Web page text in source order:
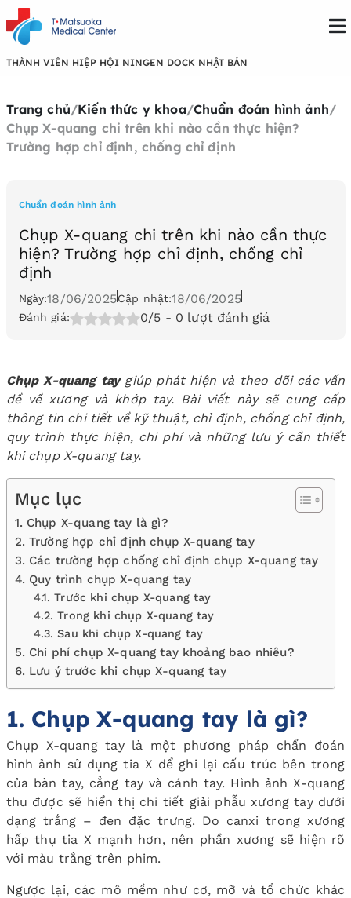
THÀNH VIÊN HIỆP HỘI NINGEN DOCK NHẬT BẢN
Trang chủ/Kiến thức y khoa/Chuẩn đoán hình ảnh/
Chụp X-quang chi trên khi nào cần thực hiện?
Trường hợp chỉ định, chống chỉ định
Chuẩn đoán hình ảnh
Chụp X-quang chi trên khi nào cần thực
hiện? Trường hợp chỉ định, chống chỉ
định
Ngày:18/06/2025Cập nhật:18/06/2025
Đánh giá: 0/5 - 0 lượt đánh giá
Chụp X-quang taygiúp phát hiện và theo dõi các vấn
đề về xương và khớp tay. Bài viết này sẽ cung cấp
thông tin chi tiết về kỹ thuật, chỉ định, chống chỉ định,
quy trình thực hiện, chi phí và những lưu ý cần thiết
khi chụp X-quang tay.
Mục lục
1. Chụp X-quang tay là gì?
2. Trường hợp chỉ định chụp X-quang tay
3. Các trường hợp chống chỉ định chụp X-quang tay
4. Quy trình chụp X-quang tay
4.1. Trước khi chụp X-quang tay
4.2. Trong khi chụp X-quang tay
4.3. Sau khi chụp X-quang tay
5. Chi phí chụp X-quang tay khoảng bao nhiêu?
6. Lưu ý trước khi chụp X-quang tay
1. Chụp X-quang tay là gì?
Chụp X-quang tay là một phương pháp chẩn đoán
hình ảnh sử dụng tia X để ghi lại cấu trúc bên trong
của bàn tay, cẳng tay và cánh tay. Hình ảnh X-quang
thu được sẽ hiển thị chi tiết giải phẫu xương tay dưới
dạng trắng – đen đặc trưng. Do canxi trong xương
hấp thụ tia X mạnh hơn, nên phần xương sẽ hiện rõ
với màu trắng trên phim.
Ngược lại, các mô mềm như cơ, mỡ và tổ chức khác